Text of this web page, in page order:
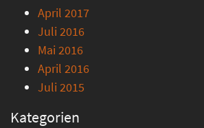
April 2017
Juli 2016
Mai 2016
April 2016
Juli 2015
Kategorien